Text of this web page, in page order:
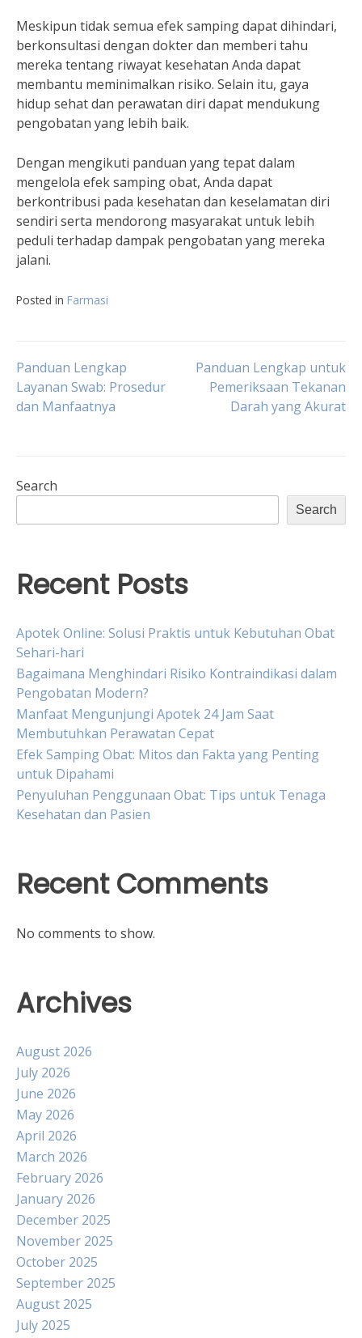
Meskipun tidak semua efek samping dapat dihindari,
berkonsultasi dengan dokter dan memberi tahu
mereka tentang riwayat kesehatan Anda dapat
membantu meminimalkan risiko. Selain itu, gaya
hidup sehat dan perawatan diri dapat mendukung
pengobatan yang lebih baik.
Dengan mengikuti panduan yang tepat dalam
mengelola efek samping obat, Anda dapat
berkontribusi pada kesehatan dan keselamatan diri
sendiri serta mendorong masyarakat untuk lebih
peduli terhadap dampak pengobatan yang mereka
jalani.
Posted in Farmasi
Post
navigation
Panduan Lengkap
Layanan Swab: Prosedur
dan Manfaatnya
Panduan Lengkap untuk
Pemeriksaan Tekanan
Darah yang Akurat
Search
Search
Recent Posts
Apotek Online: Solusi Praktis untuk Kebutuhan Obat
Sehari-hari
Bagaimana Menghindari Risiko Kontraindikasi dalam
Pengobatan Modern?
Manfaat Mengunjungi Apotek 24 Jam Saat
Membutuhkan Perawatan Cepat
Efek Samping Obat: Mitos dan Fakta yang Penting
untuk Dipahami
Penyuluhan Penggunaan Obat: Tips untuk Tenaga
Kesehatan dan Pasien
Recent Comments
No comments to show.
Archives
August 2026
July 2026
June 2026
May 2026
April 2026
March 2026
February 2026
January 2026
December 2025
November 2025
October 2025
September 2025
August 2025
July 2025